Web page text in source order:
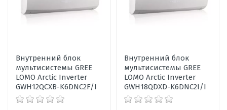
Внутренний блок
мультисистемы GREE
LOMO Arctic Inverter
GWH12QCXB-K6DNC2F/I
Внутренний блок
мультисистемы GREE
LOMO Arctic Inverter
GWH18QDXD-K6DNC2I/I